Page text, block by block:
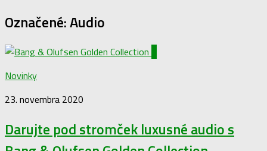
Označené:Audio
Novinky
23. novembra 2020
Darujte pod stromček luxusné audio s